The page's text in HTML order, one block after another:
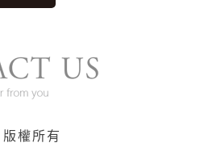
權所有